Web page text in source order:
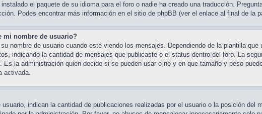
el paquete de su idioma para el foro o nadie ha creado una traducción.
Podes encontrar más información en el sitio de phpBB (ver el enlace al final de la
mi nombre de usuario?
nombre de usuario cuando esté viendo los mensajes. Dependiendo de la plantilla
indicando la cantidad de mensajes que publicaste o el status dentro del foro. La
la administración quien decide si se pueden usar o no y en que tamaño y peso
activada.
indican la cantidad de publicaciones realizadas por el usuario o la posición